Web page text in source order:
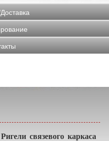
Ригели связевого каркаса